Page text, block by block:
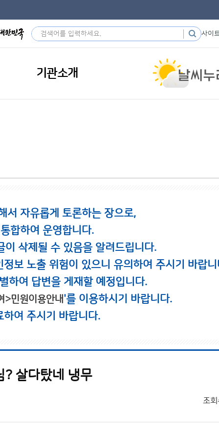
사이
기관소개
서 자유롭게 토론하는 장으로,
합하여 운영합니다.
삭제될 수 있음을 알려드립니다.
보 노출 위험이 있으니 유의하여 주시기 바랍니
하여 답변을 게재할 예정입니다.
>민원이용안내'를 이용하시기 바랍니다.
여 주시기 바랍니다.
? 살다탔네 냉무
조회